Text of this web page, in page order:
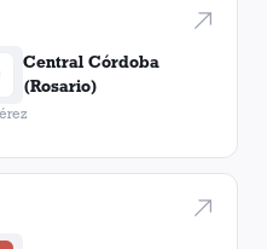
Central Córdoba
(Rosario)